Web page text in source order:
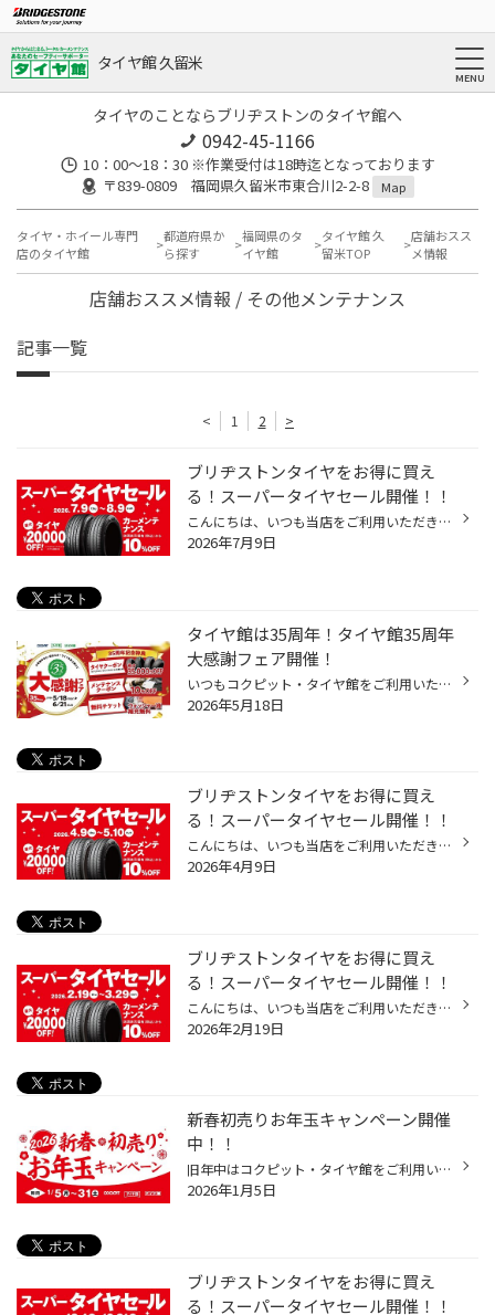
タイヤ館 久留米
タイヤのことならブリヂストンのタイヤ館へ
0942-45-1166
10：00～18：30 ※作業受付は18時迄となっております
〒839-0809 福岡県久留米市東合川2-2-8
Map
タイヤ・ホイール専門
店のタイヤ館
都道府県か
ら探す
福岡県のタ
イヤ館
タイヤ館 久
留米TOP
店舗おスス
メ情報
店舗おススメ情報 / その他メンテナンス
記事一覧
< 1 2 >
ブリヂストンタイヤをお得に買え
る！スーパータイヤセール開催！！
こんにちは、いつも当店をご利用いただきましてありがとうございます。 コクピット・タイヤ館では、ブリヂストンタイヤをお得に買える！ スーパータイヤセールを7月9日(木)から8月9日(日)まで開催いたします！ ブリヂストンのタイヤを4本ご購入で最大20,000円引き！ タイヤをお得にご購入頂けるチャ...
2026年7月9日
タイヤ館は35周年！タイヤ館35周年
大感謝フェア開催！
いつもコクピット・タイヤ館をご利用いただき、誠にありがとうございます！ 多くのお客様に支えられて、タイヤ館は35周年を迎えることが出来ました。 これからもお客様の安全・安心なカーライフを全力でサポートしてまいりますので、 引き続きタイヤ館をよろしくお願いいたします。 35周年を迎えた...
2026年5月18日
ブリヂストンタイヤをお得に買え
る！スーパータイヤセール開催！！
こんにちは、いつも当店をご利用いただきましてありがとうございます。 コクピット・タイヤ館では、ブリヂストンタイヤをお得に買える！ スーパータイヤセールを4月9日(木)から5月10日(日)まで開催いたします！ ブリヂストンのタイヤを4本ご購入で最大20,000円引き！ タイヤをお得にご購入頂けるチ...
2026年4月9日
ブリヂストンタイヤをお得に買え
る！スーパータイヤセール開催！！
こんにちは、いつも当店をご利用いただきましてありがとうございます。 コクピット・タイヤ館では、ブリヂストンタイヤをお得に買える！ スーパータイヤセールを2月19日(木)から3月29日(日)まで開催いたします！ ブリヂストンのタイヤを4本ご購入で最大20,000円引き！ タイヤをお得にご購入頂けるチ...
2026年2月19日
新春初売りお年玉キャンペーン開催
中！！
旧年中はコクピット・タイヤ館をご利用いただき、誠にありがとうございました。 本年もお客様の安全・安心なカーライフの為、一層努力してまいりますので、 引き続き宜しくお願い申し上げます。 いつもコクピット・タイヤ館をご愛顧いただいているアプリ会員様限定で 新春初売りお年玉キャンペーン...
2026年1月5日
ブリヂストンタイヤをお得に買え
る！スーパータイヤセール開催！！